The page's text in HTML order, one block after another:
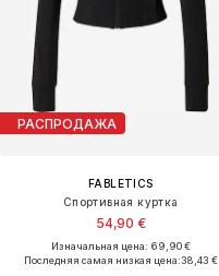
РАСПРОДАЖА
FABLETICS
Спортивная куртка
54,90 €
Изначальная цена: 69,90 €
Последняя самая низкая цена:38,43 €